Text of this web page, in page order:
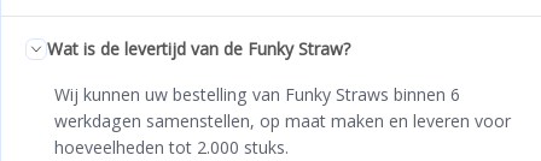
Wat is de levertijd van de Funky Straw?
Wij kunnen uw bestelling van Funky Straws binnen 6
werkdagen samenstellen, op maat maken en leveren voor
hoeveelheden tot 2.000 stuks.